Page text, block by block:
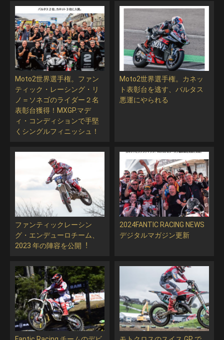
Moto2世界選手権。ファン
ティック・レーシング・リ
ノ＝ソネゴのライダー２名
表彰台獲得！MXGP.マデ
ィ・コンディションで手堅
くシングルフィニッシュ！
Moto2世界選手権。カネッ
ト表彰台を逃す、バルタス
悪運にやられる
ファンティックレーシン
グ・エンデューロチーム、
2023 年の陣容を公開︕
2024FANTIC RACING NEWS
デジタルマガジン更新